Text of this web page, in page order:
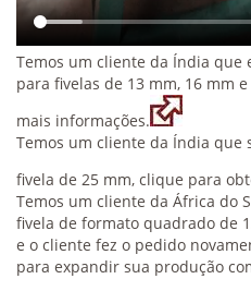
Temos um cliente da Índia que
para fivelas de 13 mm, 16 mm
mais informações.
Temos um cliente da Índia que
fivela de 25 mm, clique para
Temos um cliente da África do
fivela de formato quadrado de
e o cliente fez o pedido
para expandir sua produção